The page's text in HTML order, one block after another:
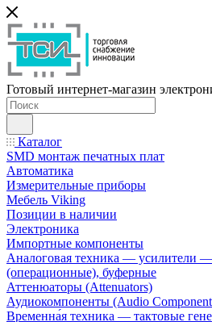
Готовый интернет-магазин
Каталог
SMD монтаж печатных плат
Автоматика
Измерительные приборы
Мебель Viking
Позиции в наличии
Электроника
Импортные компоненты
Аналоговая техника — усилители
(операционные), буферные
Аттенюаторы (Attenuators)
Аудиокомпоненты (Audio
Временна́я техника — тактовые